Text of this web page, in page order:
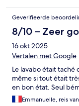
Geverifieerde
8/10 – Zeer
16 okt 2025
Vertalen met Google
Le lavabo était taché
même si tout était
en bon état. Seul
Emmanuelle, reis